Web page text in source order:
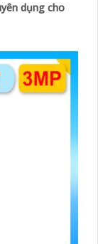
dụng cho